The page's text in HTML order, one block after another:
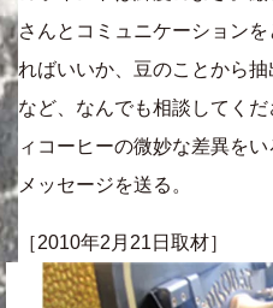
さんとコミュニケーション
ればいいか、豆のことから
など、なんでも相談してく
ィコーヒーの微妙な差異を
メッセージを送る。
［2010年2月21日取材］